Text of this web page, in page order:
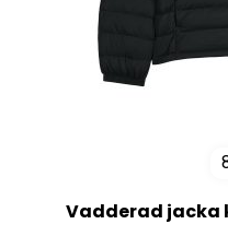
Vadderad jacka